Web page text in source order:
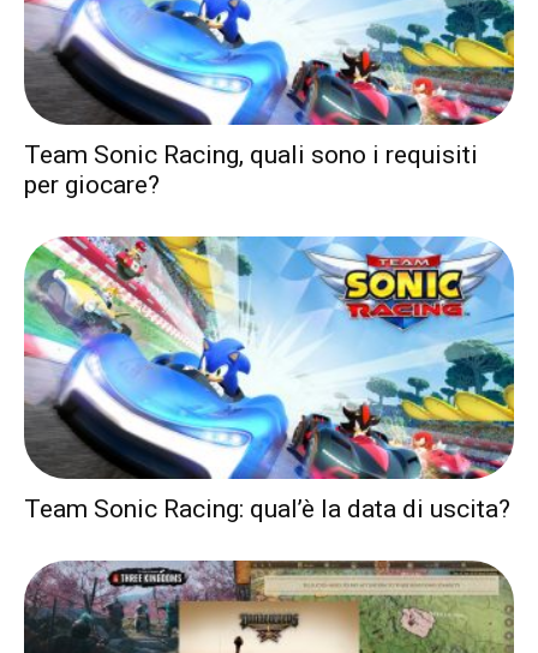
Team Sonic Racing, quali sono i requisiti
per giocare?
Team Sonic Racing: qual’è la data di uscita?